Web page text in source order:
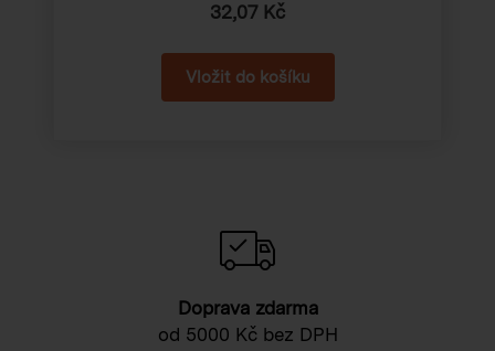
32,07 Kč
Doprava zdarma
od 5000 Kč bez DPH